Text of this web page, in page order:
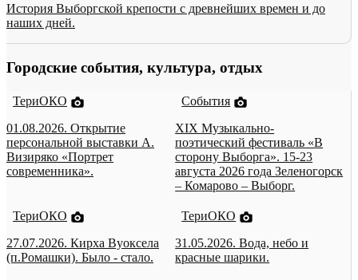
История Выборгской крепости с древнейших времен и до
наших дней.
Городские события, культура, отдых
ТериОКО
01.08.2026. Открытие
персональной выставки А.
Визиряко «Портрет
современника».
События
XIX Музыкально-
поэтический фестиваль «В
сторону Выборга». 15-23
августа 2026 года Зеленогорск
– Комарово – Выборг.
ТериОКО
27.07.2026. Кирха Вуоксела
(п.Ромашки). Было - стало.
ТериОКО
31.05.2026. Вода, небо и
красные шарики.